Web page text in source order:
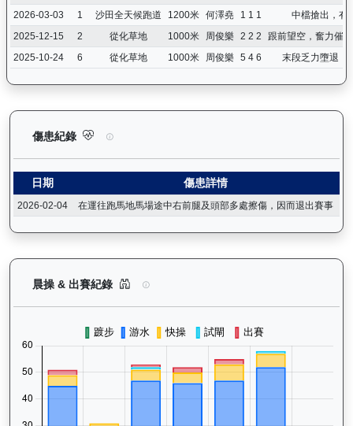
2026-03-03
1 沙田全天候跑道 1200米 何澤堯 1 1 1
中檔搶出，有
2025-12-15
2 從化草地 1000米 周俊樂 2 2 2
跟前望空，奮力催
2025-10-24
6 從化草地 1000米 周俊樂 5 4 6 末段乏力墮退，
傷患紀錄 電子好好（L119）— 傷患紀錄：查看馬匹完整
日期 傷患詳情
2026-02-04 在運往跑馬地馬場途中右前腿及頭部多處擦傷，因而退出賽事
晨操 & 出賽紀錄 電子好好（L119）— 晨操及出賽紀錄圖